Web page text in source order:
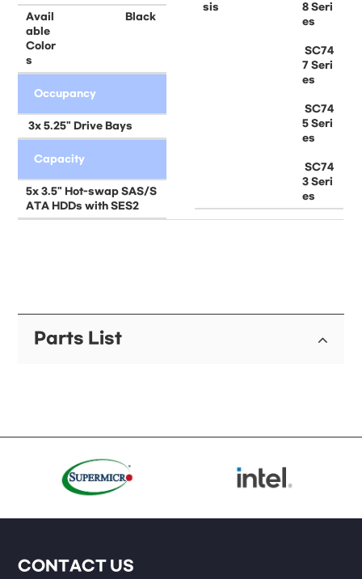
Avail
able
Color
s
Black
Occupancy
 3x 5.25" Drive Bays
Capacity
5x 3.5" Hot-swap SAS/S
ATA HDDs with SES2
sis
8 Seri
es
 SC74
7 Seri
es
 SC74
5 Seri
es
 SC74
3 Seri
es
Parts List
CONTACT US